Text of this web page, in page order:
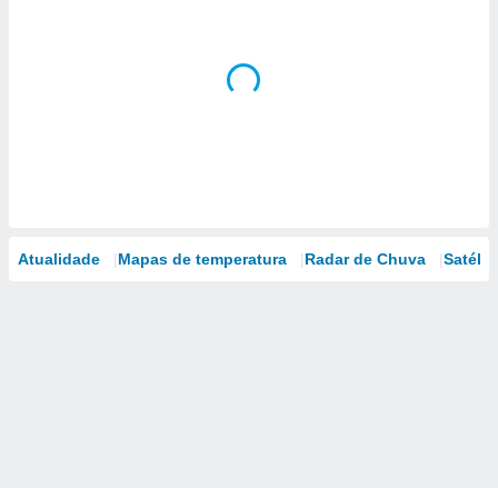
Atualidade Mapas de temperatura Radar de Chuva